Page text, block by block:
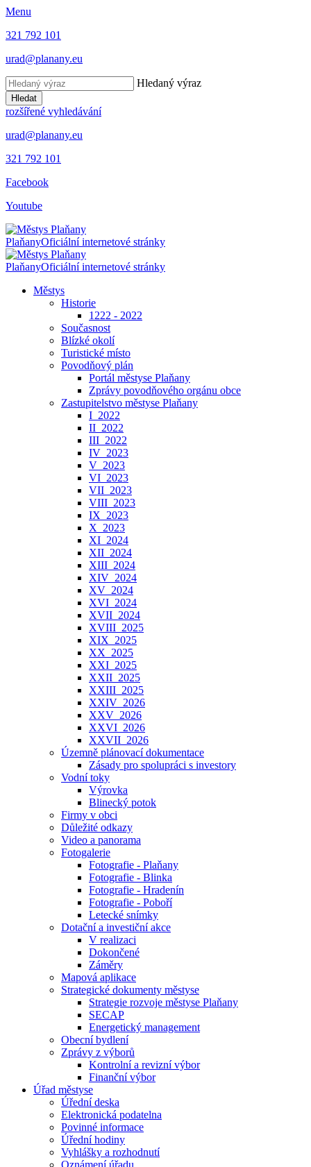
Menu
321 792 101
urad@planany.eu
Hledaný výraz
Hledat
rozšířené vyhledávání
urad@planany.eu
321 792 101
Facebook
Youtube
PlaňanyOficiální internetové stránky
PlaňanyOficiální internetové stránky
Městys
Historie
1222 - 2022
Současnost
Blízké okolí
Turistické místo
Povodňový plán
Portál městyse Plaňany
Zprávy povodňového orgánu obce
Zastupitelstvo městyse Plaňany
I_2022
II_2022
III_2022
IV_2023
V_2023
VI_2023
VII_2023
VIII_2023
IX_2023
X_2023
XI_2024
XII_2024
XIII_2024
XIV_2024
XV_2024
XVI_2024
XVII_2024
XVIII_2025
XIX_2025
XX_2025
XXI_2025
XXII_2025
XXIII_2025
XXIV_2026
XXV_2026
XXVI_2026
XXVII_2026
Územně plánovací dokumentace
Zásady pro spolupráci s investory
Vodní toky
Výrovka
Blinecký potok
Firmy v obci
Důležité odkazy
Video a panorama
Fotogalerie
Fotografie - Plaňany
Fotografie - Blinka
Fotografie - Hradenín
Fotografie - Poboří
Letecké snímky
Dotační a investiční akce
V realizaci
Dokončené
Záměry
Mapová aplikace
Strategické dokumenty městyse
Strategie rozvoje městyse Plaňany
SECAP
Energetický management
Obecní bydlení
Zprávy z výborů
Kontrolní a revizní výbor
Finanční výbor
Úřad městyse
Úřední deska
Elektronická podatelna
Povinné informace
Úřední hodiny
Vyhlášky a rozhodnutí
Oznámení úřadu